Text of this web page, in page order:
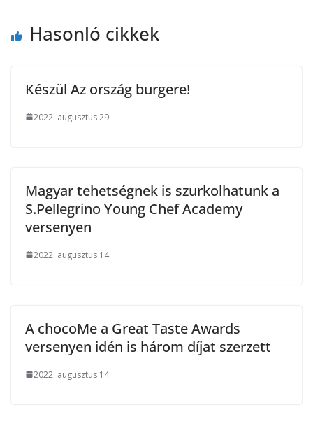
Hasonló cikkek
Készül Az ország burgere!
2022. augusztus 29.
Magyar tehetségnek is szurkolhatunk a
S.Pellegrino Young Chef Academy
versenyen
2022. augusztus 14.
A chocoMe a Great Taste Awards
versenyen idén is három díjat szerzett
2022. augusztus 14.